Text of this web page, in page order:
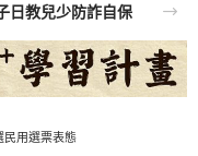
日教兒少防詐自保
用選票表態